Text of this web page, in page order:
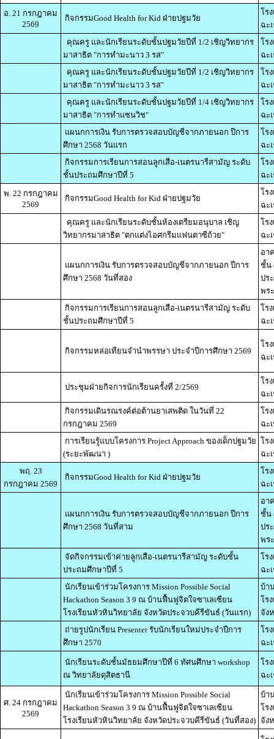
อ. 21 กรกฎาคม
2569
กิจกรรมGood Health for Kid ฝ่ายปฐมวัย
โร
ฉะ
คุณครู และนักเรียนระดับชั้นปฐมวัยปีที่ 1/2 เชิญวิทยากร
มาสาธิต "การทำมะนาว 3 รส"
โร
ฉะ
คุณครู และนักเรียนระดับชั้นปฐมวัยปีที่ 1/2 เชิญวิทยากร
มาสาธิต "การทำมะนาว 3 รส"
โร
ฉะ
คุณครู และนักเรียนระดับชั้นปฐมวัยปีที่ 1/4 เชิญวิทยากร
มาสาธิต "การทำแซนวิช"
โร
ฉะ
แผนกการเงิน รับการตรวจสอบบัญชีจากภายนอก ปีการ
ศึกษา 2568 วันแรก
โร
ฉะ
กิจกรรมการเรียนการสอนลูกเสือ-เนตรนารีสามัญ ระดับ
ชั้นประถมศึกษาปีที่ 5
โร
ฉะ
พ. 22 กรกฎาคม
2569
กิจกรรมGood Health for Kid ฝ่ายปฐมวัย
โร
ฉะ
คุณครู และนักเรียนระดับชั้นห้องเตรียมอนุบาล เชิญ
วิทยากรมาสาธิต "ตกแต่งไอศกรีมแฟนตาซีถ้วย"
โร
ฉะ
แผนกการเงิน รับการตรวจสอบบัญชีจากภายนอก ปีการ
ศึกษา 2568 วันที่สอง
อา
ชั้น
ปร
พร
กิจกรรมการเรียนการสอนลูกเสือ-เนตรนารีสามัญ ระดับ
ชั้นประถมศึกษาปีที่ 5
โร
ฉะ
กิจกรรมหล่อเทียนจำนำพรรษา ประจำปีการศึกษา 2569
โร
ฉะ
ประชุมฝ่ายกิจการนักเรียนครั้งที่ 2/2569
โร
ฉะ
กิจกรรมเดินรณรงค์ต่อต้านยาเสพติด ในวันที่ 22
กรกฎาคม 2569
โร
ฉะ
การเรียนรู้แบบโครงการ Project Approach ของเด็กปฐมวัย
(ระยะพัฒนา )
โร
ฉะ
พฤ. 23
กรกฎาคม 2569
กิจกรรมGood Health for Kid ฝ่ายปฐมวัย
โร
ฉะ
แผนกการเงิน รับการตรวจสอบบัญชีจากภายนอก ปีการ
ศึกษา 2568 วันที่สาม
อา
ชั้น
ปร
พร
จัดกิจกรรมเข้าค่ายลูกเสือ-เนตรนารีสามัญ ระดับชั้น
ประถมศึกษาปีที่ 5
โร
ฉะ
นักเรียนเข้าร่วมโครงการ Mission Possible Social
Hackathon Season 3 9 ณ บ้านฟื้นฟูจิตใจซาเลเซียน
โรงเรียนหัวหินวิทยาลัย จังหวัดประจวบคีรีขันธ์ (วันแรก)
บ้า
โร
จัง
ถ่ายรูปนักเรียน Presenter รับนักเรียนใหม่ประจำปีการ
ศึกษา 2570
โร
ฉะ
นักเรียนระดับชั้นมัธยมศึกษาปีที่ 6 ทัศนศึกษา workshop
ณ วิทยาลัยดุสิตธานี
โร
ฉะ
ศ. 24 กรกฎาคม
2569
นักเรียนเข้าร่วมโครงการ Mission Possible Social
Hackathon Season 3 9 ณ บ้านฟื้นฟูจิตใจซาเลเซียน
โรงเรียนหัวหินวิทยาลัย จังหวัดประจวบคีรีขันธ์ (วันที่สอง)
บ้า
โร
จัง